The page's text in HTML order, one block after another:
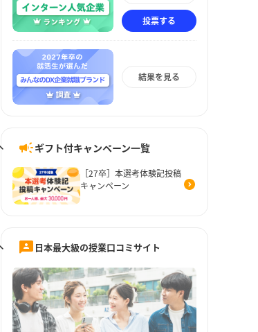
投票する
結果を見る
ギフト付キャンペーン一覧
［27卒］本選考体験記投稿
キャンペーン
日本最大級の授業口コミサイト